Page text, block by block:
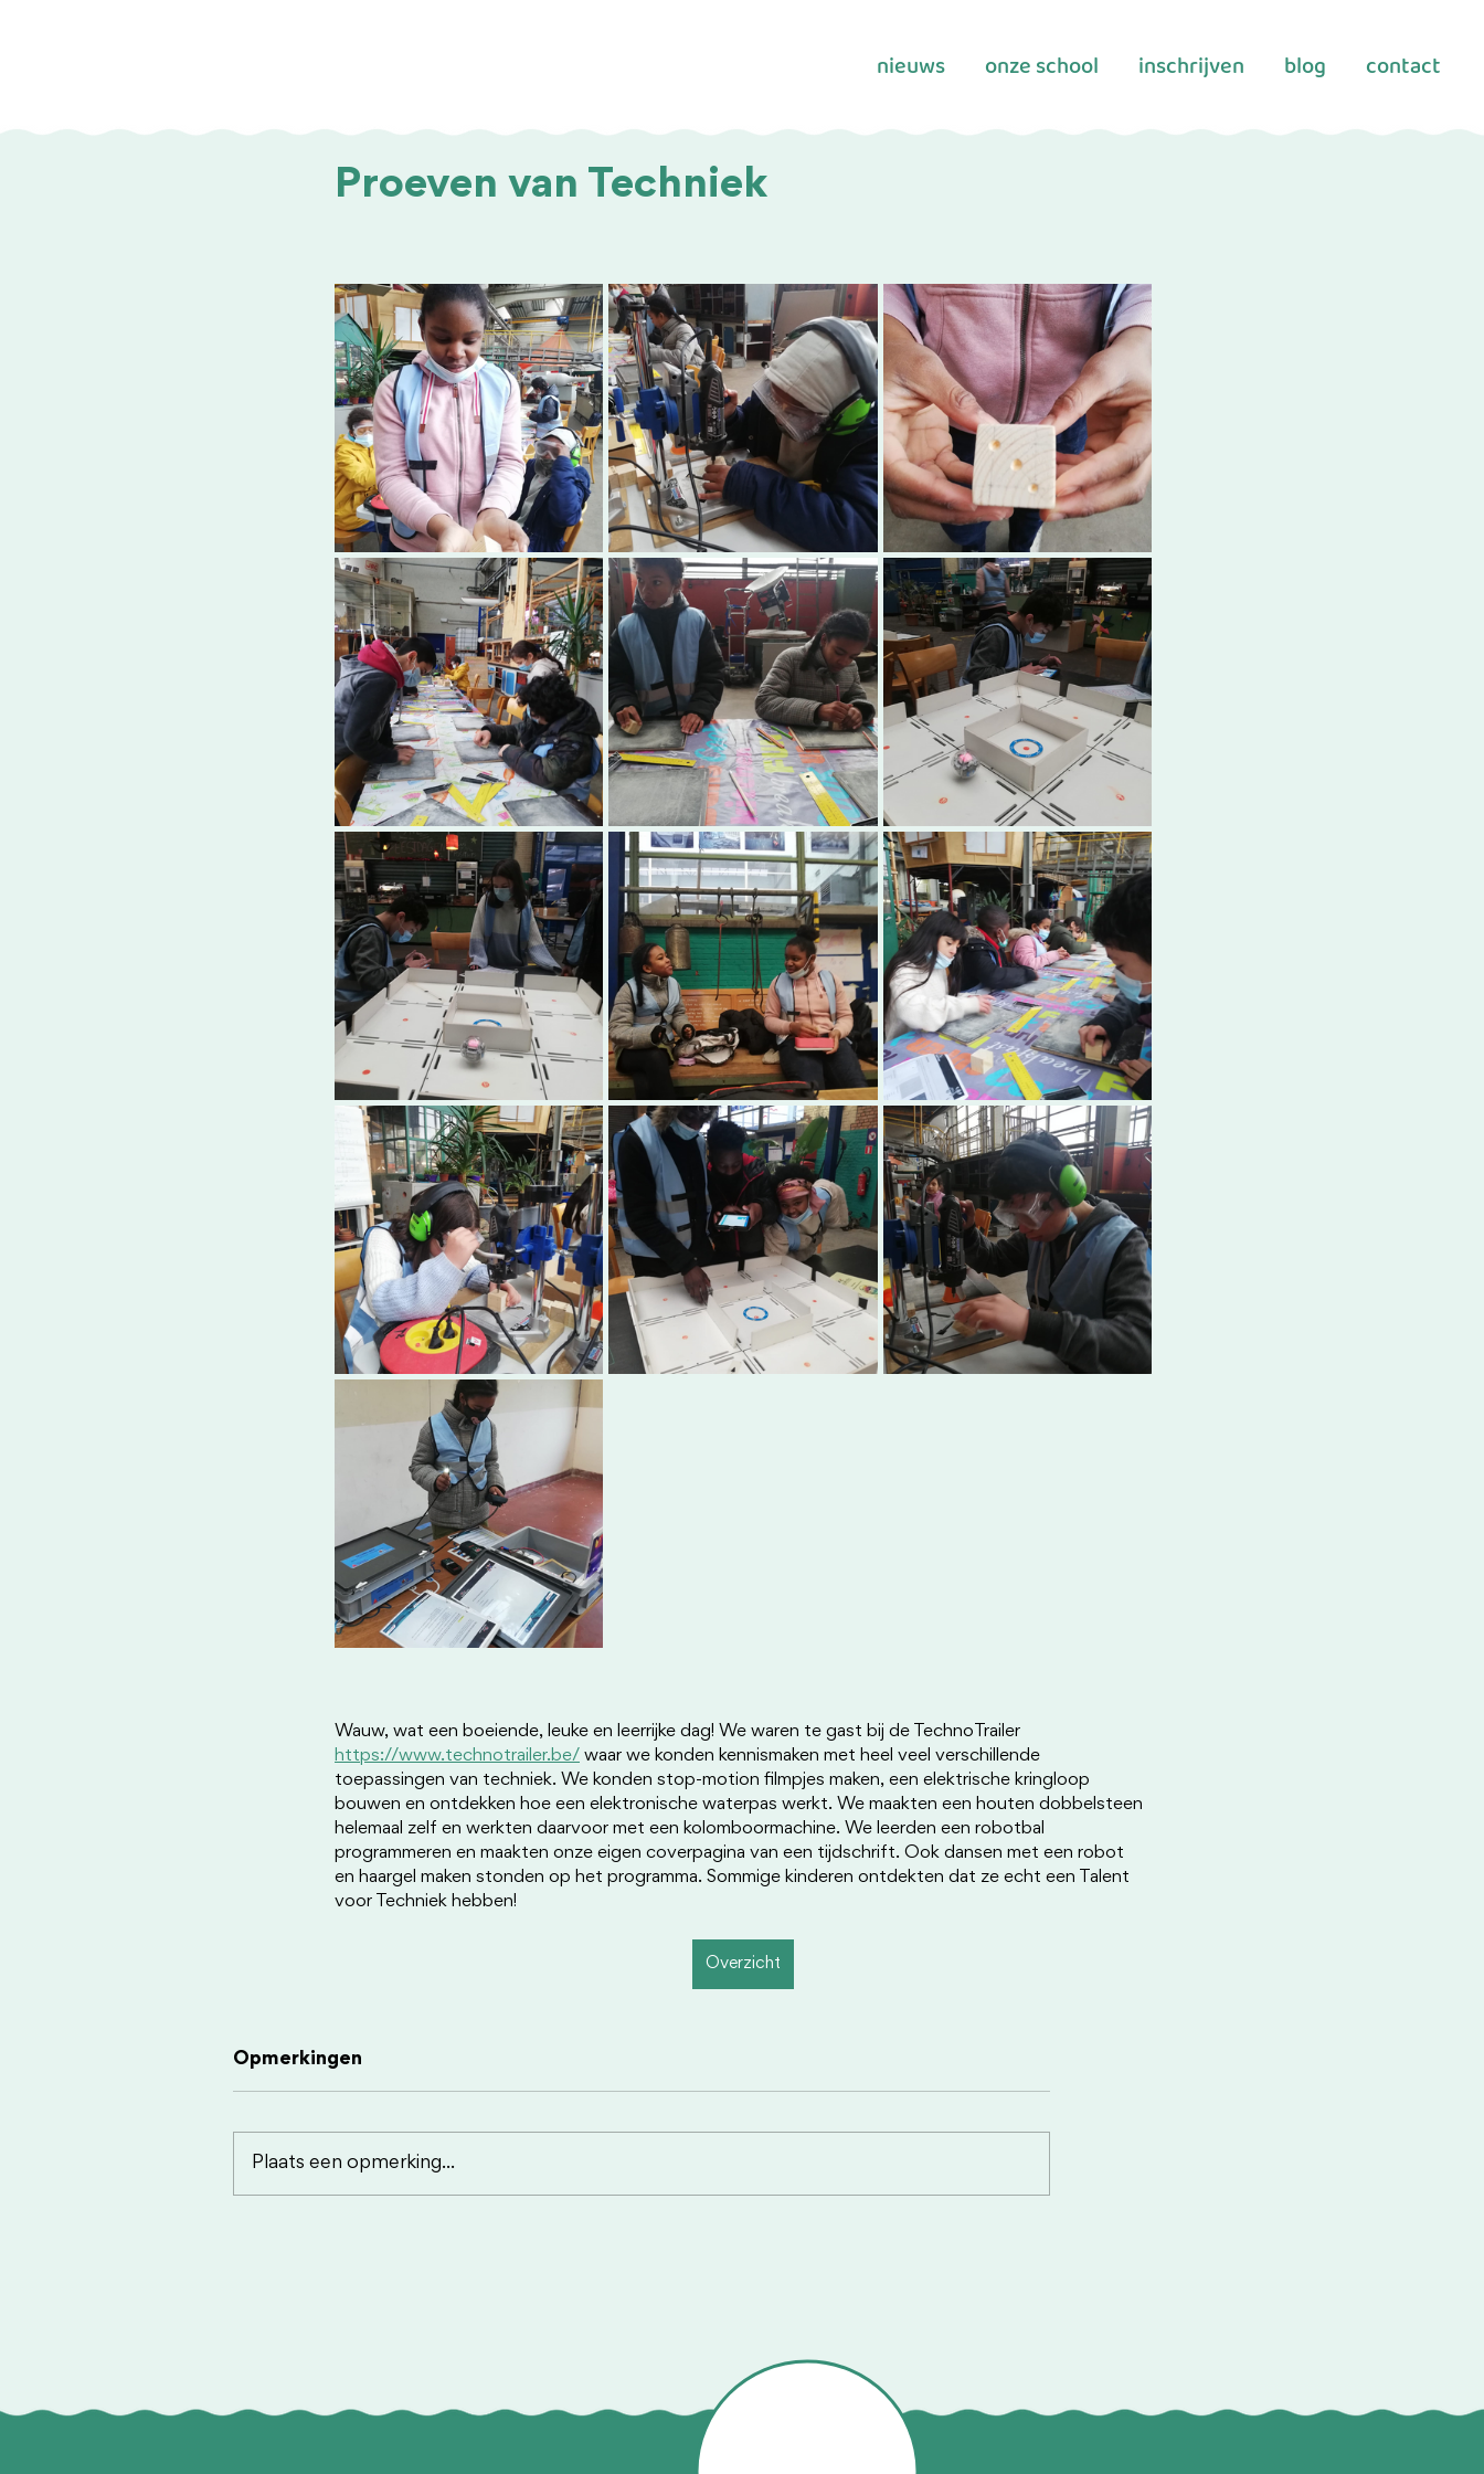
nieuws onze school inschrijven blog contact
Proeven van Techniek
Wauw, wat een boeiende, leuke en leerrijke dag! We waren te gast bij de TechnoTrailer
https://www.technotrailer.be/ waar we konden kennismaken met heel veel verschillende
toepassingen van techniek. We konden stop-motion filmpjes maken, een elektrische kringloop
bouwen en ontdekken hoe een elektronische waterpas werkt. We maakten een houten dobbelsteen
helemaal zelf en werkten daarvoor met een kolomboormachine. We leerden een robotbal
programmeren en maakten onze eigen coverpagina van een tijdschrift. Ook dansen met een robot
en haargel maken stonden op het programma. Sommige kinderen ontdekten dat ze echt een Talent
voor Techniek hebben!
Overzicht
Opmerkingen
Plaats een opmerking...